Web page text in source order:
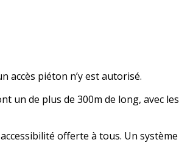
accès piéton n’y est autorisé.
un de plus de 300m de long, avec les
offerte à tous. Un système